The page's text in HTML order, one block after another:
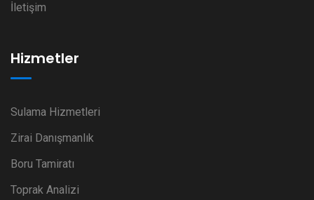
İletişim
Hizmetler
Sulama Hizmetleri
Zirai Danışmanlık
Boru Tamiratı
Toprak Analizi